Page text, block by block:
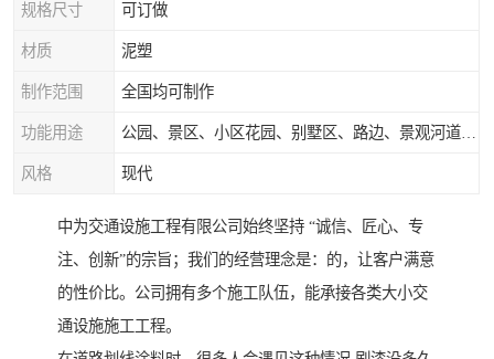
规格尺寸 可订做
材质 泥塑
制作范围 全国均可制作
功能用途
风格 现代
中为交通设施工程有限公司始终坚持 “诚信、匠心、专
注、创新”的宗旨；我们的经营理念是：的，让客户满意
的性价比。公司拥有多个施工队伍，能承接各类大小交
通设施施工工程。